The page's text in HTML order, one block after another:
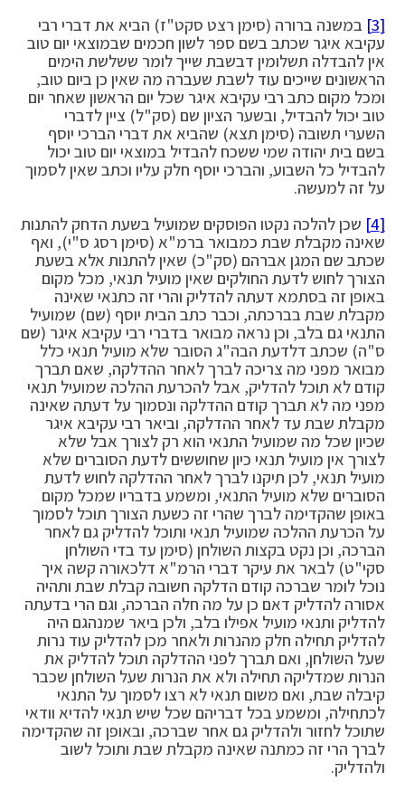
[3]
במשנה ברורה (סימן רצט סקט"ז) הביא את דברי רבי
עקיבא איגר שכתב בשם ספר לשון חכמים שבמוצאי יום טוב
אין להבדלה תשלומין דבשבת שייך לומר ששלשת הימים
הראשונים שייכים עוד לשבת שעברה מה שאין כן ביום טוב,
ומכל מקום כתב רבי עקיבא איגר שכל יום הראשון שאחר יום
טוב יכול להבדיל, ובשער הציון שם (סק"ל) ציין לדברי
השערי תשובה (סימן תצא) שהביא את דברי הברכי יוסף
בשם בית יהודה שמי ששכח להבדיל במוצאי יום טוב יכול
להבדיל כל השבוע, והברכי יוסף חלק עליו וכתב שאין לסמוך
על זה למעשה.
[4]
שכן להלכה נקטו הפוסקים שמועיל בשעת הדחק להתנות
שאינה מקבלת שבת כמבואר ברמ"א (סימן רסג ס"י), ואף
שכתב שם המגן אברהם (סק"כ) שאין להתנות אלא בשעת
הצורך לחוש לדעת החולקים שאין מועיל תנאי, מכל מקום
באופן זה בסתמא דעתה להדליק והרי זה כתנאי שאינה
מקבלת שבת בברכתה, וכבר כתב הבית יוסף (שם) שמועיל
התנאי גם בלב, וכן נראה מבואר בדברי רבי עקיבא איגר (שם
ס"ה) שכתב דלדעת הבה"ג הסובר שלא מועיל תנאי כלל
מבואר מפני מה צריכה לברך לאחר ההדלקה, שאם תברך
קודם לא תוכל להדליק, אבל להכרעת ההלכה שמועיל תנאי
מפני מה לא תברך קודם ההדלקה ונסמוך על דעתה שאינה
מקבלת שבת עד לאחר ההדלקה, וביאר רבי עקיבא איגר
שכיון שכל מה שמועיל התנאי הוא רק לצורך אבל שלא
לצורך אין מועיל תנאי כיון שחוששים לדעת הסוברים שלא
מועיל תנאי, לכן תיקנו לברך לאחר ההדלקה לחוש לדעת
הסוברים שלא מועיל התנאי, ומשמע בדבריו שמכל מקום
באופן שהקדימה לברך שהרי זה כשעת הצורך תוכל לסמוך
על הכרעת ההלכה שמועיל תנאי ותוכל להדליק גם לאחר
הברכה, וכן נקט בקצות השולחן (סימן עד בדי השולחן
סקי"ט) לבאר את עיקר דברי הרמ"א דלכאורה קשה איך
נוכל לומר שברכה קודם הדלקה חשובה קבלת שבת ותהיה
אסורה להדליק דאם כן על מה חלה הברכה, וגם הרי בדעתה
להדליק ותנאי מועיל אפילו בלב, ולכן ביאר שמנהגם היה
להדליק תחילה חלק מהנרות ולאחר מכן להדליק עוד נרות
שעל השולחן, ואם תברך לפני ההדלקה תוכל להדליק את
הנרות שמדליקה תחילה ולא את הנרות שעל השולחן שכבר
קיבלה שבת, ואם משום תנאי לא רצו לסמוך על התנאי
לכתחילה, ומשמע בכל דבריהם שכל שיש תנאי להדיא וודאי
שתוכל לחזור ולהדליק גם אחר שברכה, ובאופן זה שהקדימה
לברך הרי זה כמתנה שאינה מקבלת שבת ותוכל לשוב
ולהדליק.